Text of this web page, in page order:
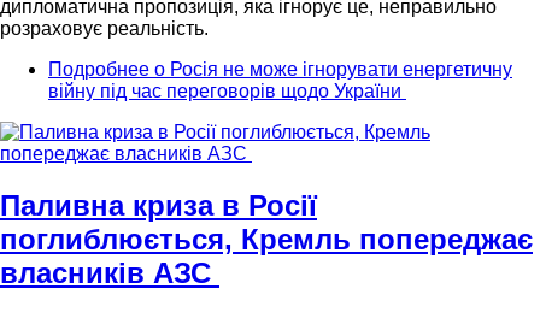
дипломатична пропозиція, яка ігнорує це, неправильно
розраховує реальність.
Подробнее о Росія не може ігнорувати енергетичну
війну під час переговорів щодо України
Паливна криза в Росії
поглиблюється, Кремль попереджає
власників АЗС